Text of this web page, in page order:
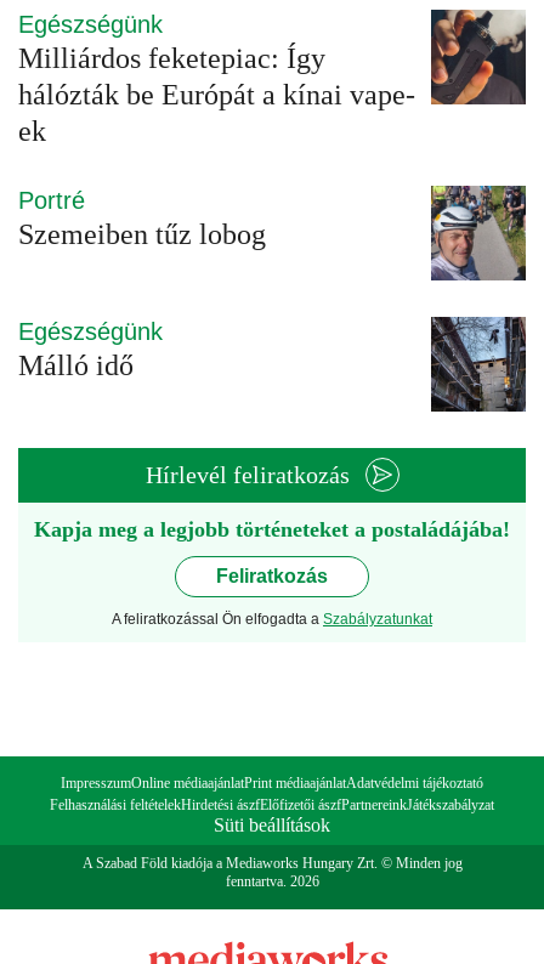
Egészségünk
Milliárdos feketepiac: Így
hálózták be Európát a kínai vape-
ek
Portré
Szemeiben tűz lobog
Egészségünk
Málló idő
Hírlevél feliratkozás
Kapja meg a legjobb történeteket a postaládájába!
Feliratkozás
A feliratkozással Ön elfogadta a Szabályzatunkat
ImpresszumOnline médiaajánlatPrint médiaajánlatAdatvédelmi tájékoztató
Felhasználási feltételekHirdetési ászfElőfizetői ászfPartnereinkJátékszabályzat
Süti beállítások
A Szabad Föld kiadója a Mediaworks Hungary Zrt. © Minden jog
fenntartva. 2026